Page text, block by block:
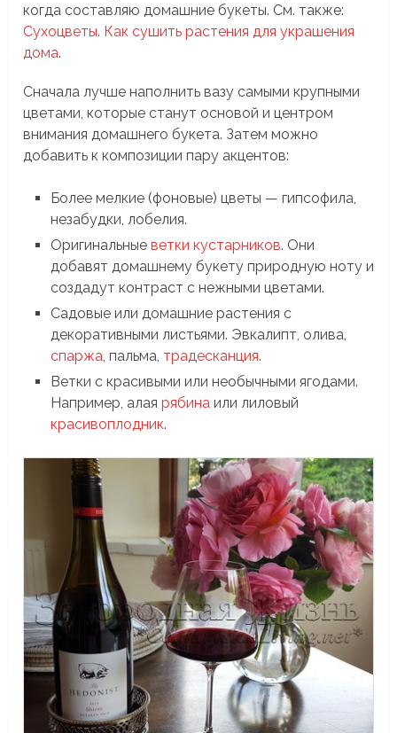
когда составляю домашние букеты. См. также:
Сухоцветы. Как сушить растения для украшения
дома.
Сначала лучше наполнить вазу самыми крупными
цветами, которые станут основой и центром
внимания домашнего букета. Затем можно
добавить к композиции пару акцентов:
Более мелкие (фоновые) цветы — гипсофила,
незабудки, лобелия.
Оригинальные ветки кустарников. Они
добавят домашнему букету природную ноту и
создадут контраст с нежными цветами.
Садовые или домашние растения с
декоративными листьями. Эвкалипт, олива,
спаржа , пальма, традесканция.
Ветки с красивыми или необычными ягодами.
Например, алая рябина или лиловый
красивоплодник.